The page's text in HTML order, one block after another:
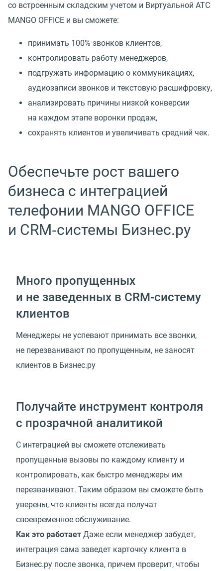
со встроенным складским учетом и Виртуальной АТС
MANGO OFFICE и вы сможете:
принимать 100% звонков клиентов,
контролировать работу менеджеров,
подгружать информацию о коммуникациях,
аудиозаписи звонков и текстовую расшифровку,
анализировать причины низкой конверсии
на каждом этапе воронки продаж,
сохранять клиентов и увеличивать средний чек.
Обеспечьте рост вашего
бизнеса с интеграцией
телефонии MANGO OFFICE
и CRM‑системы Бизнес.ру
Много пропущенных
и не заведенных в CRM-систему
клиентов
Менеджеры не успевают принимать все звонки,
не перезванивают по пропущенным, не заносят
клиентов в Бизнес.ру
Получайте инструмент контроля
с прозрачной аналитикой
С интеграцией вы сможете отслеживать
пропущенные вызовы по каждому клиенту и
контролировать, как быстро менеджеры им
перезванивают. Таким образом вы сможете быть
уверены, что клиенты всегда получат
своевременное обслуживание.
Как это работает Даже если менеджер забудет,
интеграция сама заведет карточку клиента в
Бизнес.ру после звонка, причем проверит, чтобы